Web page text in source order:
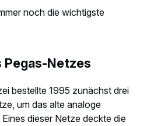
noch die wichtigste
Pegas-Netzes
bestellte 1995 zunächst drei
um das alte analoge
dieser Netze deckte die